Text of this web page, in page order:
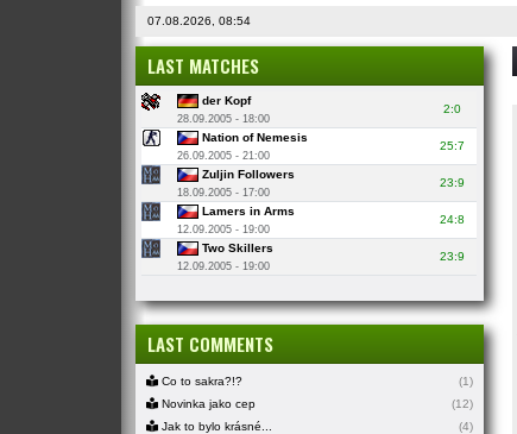
07.08.2026, 08:54
LAST MATCHES
der Kopf
28.09.2005 - 18:00
2:0
Nation of Nemesis
26.09.2005 - 21:00
25:7
Zuljin Followers
18.09.2005 - 17:00
23:9
Lamers in Arms
12.09.2005 - 19:00
24:8
Two Skillers
12.09.2005 - 19:00
23:9
LAST COMMENTS
Co to sakra?!?
(1)
Novinka jako cep
(12)
Jak to bylo krásné...
(4)